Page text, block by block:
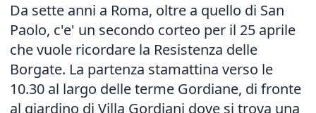
Da sette anni a Roma, oltre a quello di San
Paolo, c'e' un secondo corteo per il 25 aprile
che vuole ricordare la Resistenza delle
Borgate. La partenza stamattina verso le
10.30 al largo delle terme Gordiane, di fronte
al giardino di Villa Gordiani dove si trova una